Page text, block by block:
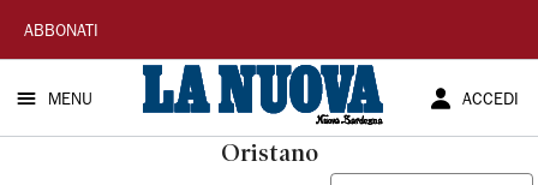
La
Nuova
Sardegna
ABBONATI
MENU ACCEDI
Oristano